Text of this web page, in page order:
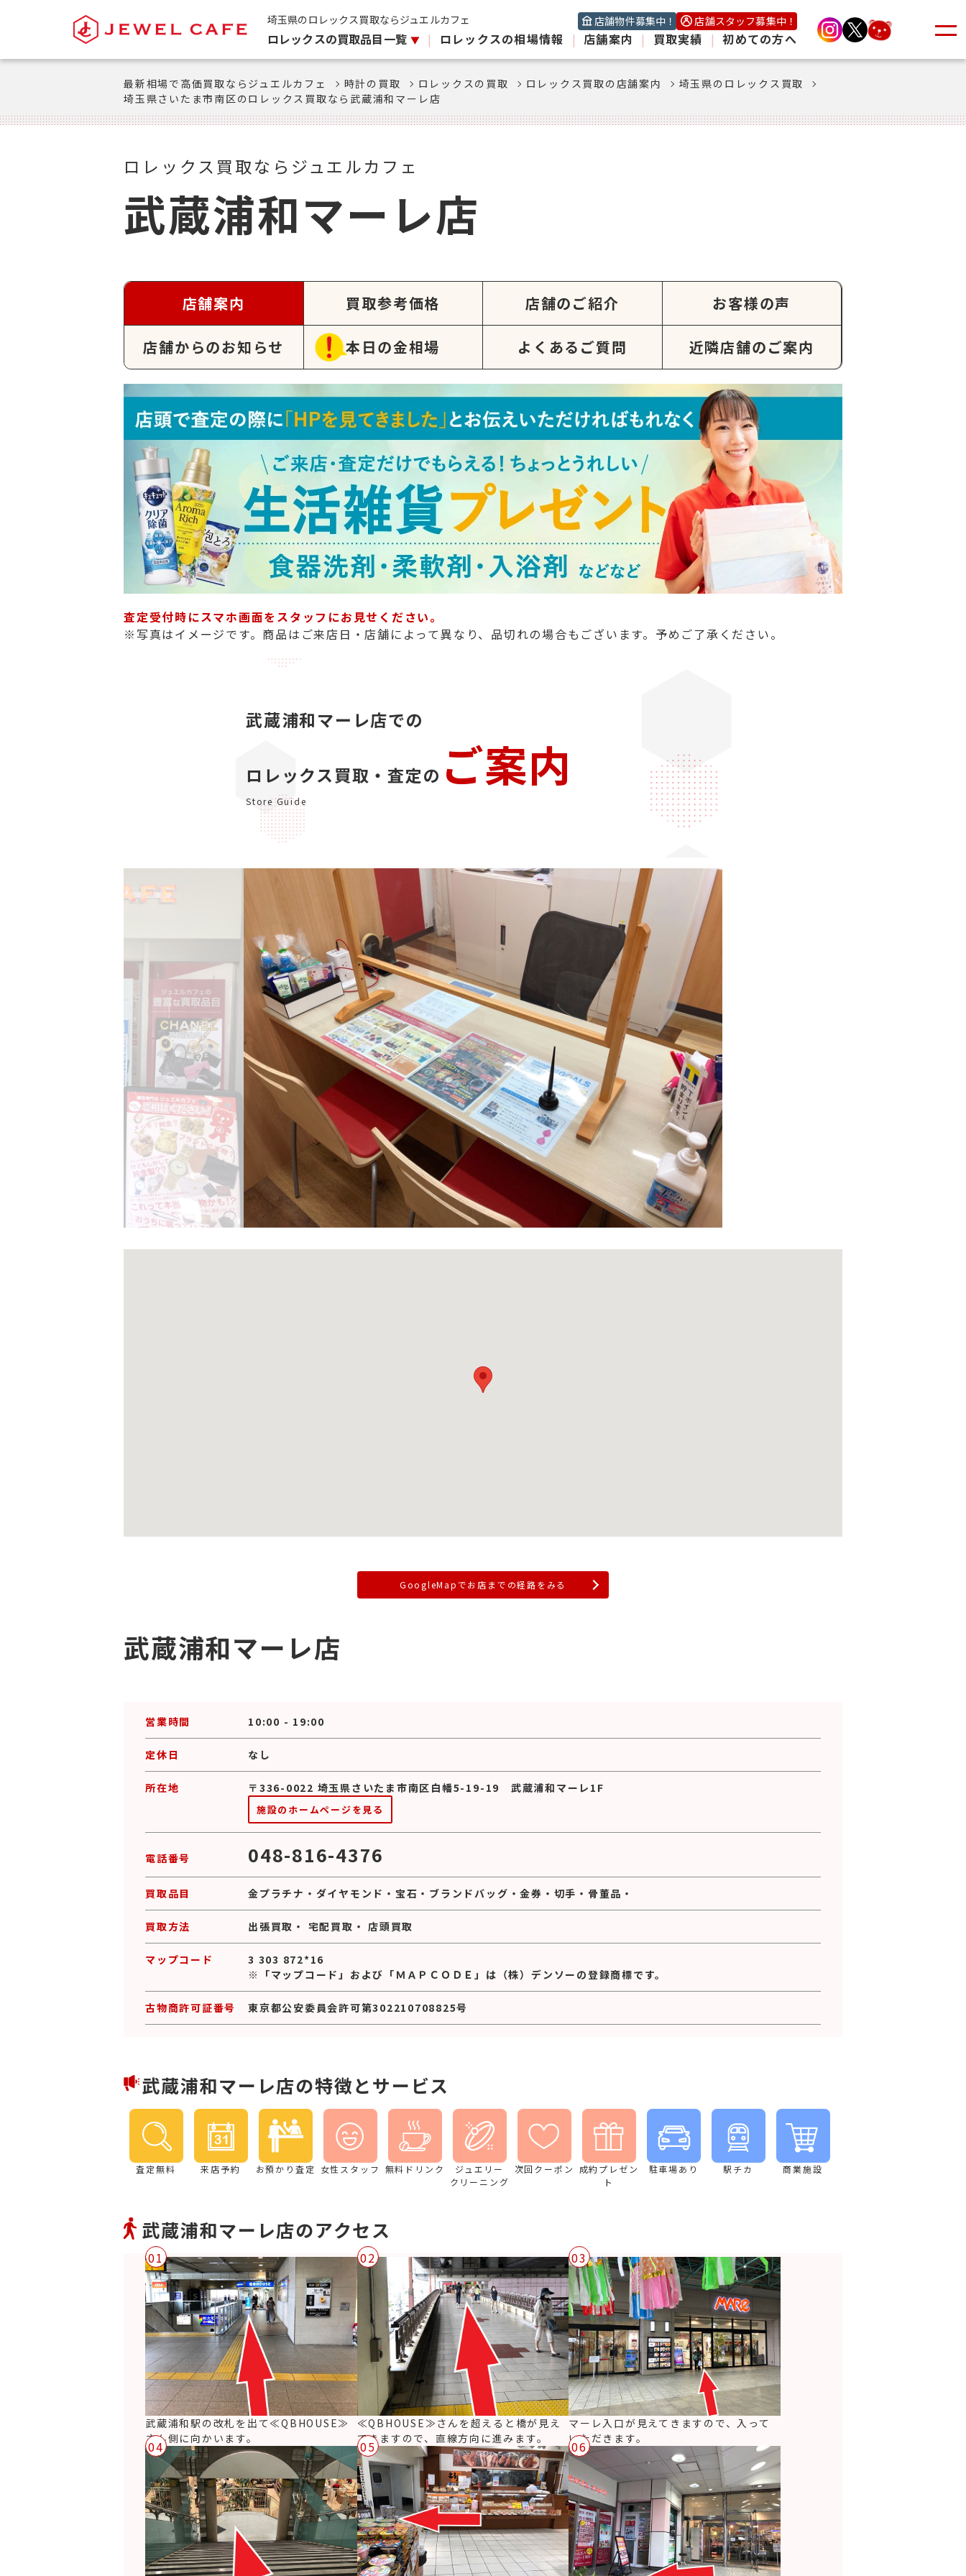
埼玉県のロレックス買取ならジュエルカフェ 店舗物件募集中！ 店舗スタッフ募集中！
ロレックスの買取品目一覧 | ロレックスの相場情報 | 店舗案内 | 買取実績 | 初めての方へ
最新相場で高価買取ならジュエルカフェ 時計の買取 ロレックスの買取 ロレックス買取の店舗案内
埼玉県のロレックス買取
埼玉県さいたま市南区のロレックス買取なら武蔵浦和マーレ店
ロレックス買取ならジュエルカフェ
武蔵浦和マーレ店
店舗案内 買取参考価格 店舗のご紹介 お客様の声
店舗からのお知らせ 本日の金相場 よくあるご質問 近隣店舗のご案内
査定受付時にスマホ画面をスタッフにお見せください。
※写真はイメージです。商品はご来店日・店舗によって異なり、品切れの場合もございます。予めご了承ください。
武蔵浦和マーレ店での
ロレックス買取・査定の ご案内
Store Guide
GoogleMapでお店までの経路をみる
武蔵浦和マーレ店
営業時間 10:00 - 19:00
定休日 なし
所在地 〒336-0022 埼玉県さいたま市南区白幡5-19-19 武蔵浦和マーレ1F
施設のホームページを見る
電話番号 048-816-4376
買取品目 金プラチナ ・ ダイヤモンド ・ 宝石 ・ ブランドバッグ ・金券 ・ 切手 ・ 骨董品 ・
買取方法 出張買取 ・ 宅配買取 ・店頭買取
マップコード
3 303 872*16
※「マップコード」および「ＭＡＰＣＯＤＥ」は（株）デンソーの登録商標です。
古物商許可証番号 東京都公安委員会許可第302210708825号
武蔵浦和マーレ店の特徴とサービス
査定無料 来店予約 お預かり査定 女性スタッフ 無料ドリンク
ジュエリー
クリーニング
次回クーポン
成約プレゼン
ト
駐車場あり 駅チカ 商業施設
武蔵浦和マーレ店のアクセス
01
武蔵浦和駅の改札を出て≪QBHOUSE≫
さん側に向かいます。
02
≪QBHOUSE≫さんを超えると橋が見え
てきますので、直線方向に進みます。
03
マーレ入口が見えてきますので、入って
いただきます。
04 05 06